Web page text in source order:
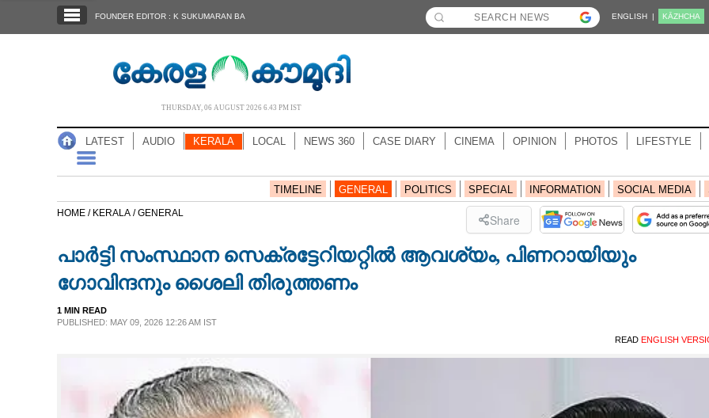
NOTIFIED NEWS
NEWS 360
CASE DIARY
FOUNDER EDITOR : K SUKUMARAN BA ENGLISH | KĀZHCHA
THURSDAY, 06 AUGUST 2026 6.43 PM IST
LATEST AUDIO KERALA LOCAL NEWS 360 CASE DIARY CINEMA OPINION PHOTOS LIFESTYLE
TIMELINE GENERAL POLITICS SPECIAL INFORMATION SOCIAL MEDIA
HOME / KERALA /GENERAL Share
പാർട്ടി സംസ്ഥാന സെക്രട്ടേറിയറ്റിൽ ആവശ്യം, പിണറായിയും
ഗോവിന്ദനും ശൈലി തിരുത്തണം
1 MIN READ
PUBLISHED: MAY 09, 2026 12:26 AM IST
READ ENGLISH